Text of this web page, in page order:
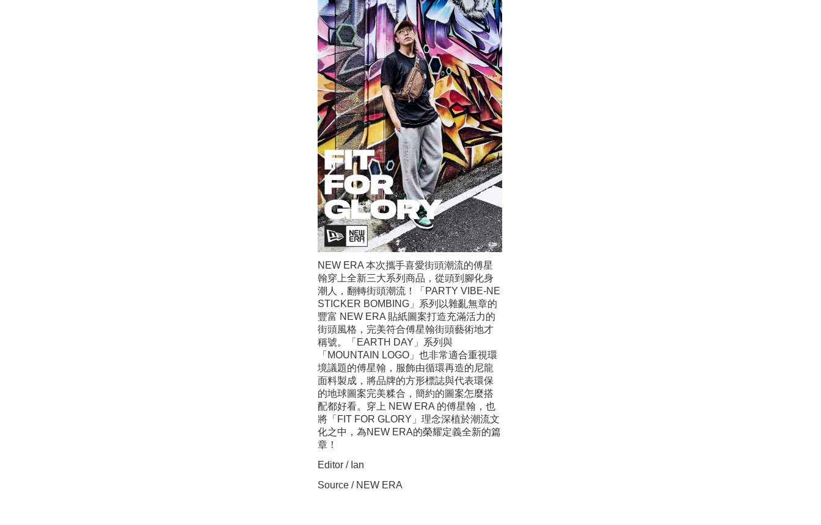
NEW ERA 本次攜手喜愛街頭潮流的傅星
翰穿上全新三大系列商品，從頭到腳化身
潮人，翻轉街頭潮流！「PARTY VIBE-NE
STICKER BOMBING」系列以雜亂無章的
豐富 NEW ERA 貼紙圖案打造充滿活力的
街頭風格，完美符合傅星翰街頭藝術地才
稱號。「EARTH DAY」系列與
「MOUNTAIN LOGO」也非常適合重視環
境議題的傅星翰，服飾由循環再造的尼龍
面料製成，將品牌的方形標誌與代表環保
的地球圖案完美糅合，簡約的圖案怎麼搭
配都好看。穿上 NEW ERA 的傅星翰，也
將「FIT FOR GLORY」理念深植於潮流文
化之中，為NEW ERA的榮耀定義全新的篇
章！
Editor / Ian
Source / NEW ERA